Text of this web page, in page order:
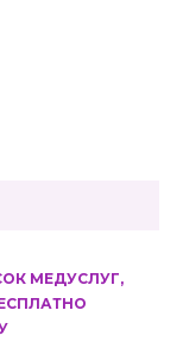
МЕДУСЛУГ,